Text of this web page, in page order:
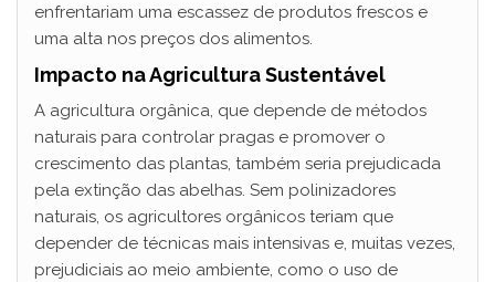
enfrentariam uma escassez de produtos frescos e
uma alta nos preços dos alimentos.
Impacto na Agricultura Sustentável
A agricultura orgânica, que depende de métodos
naturais para controlar pragas e promover o
crescimento das plantas, também seria prejudicada
pela extinção das abelhas. Sem polinizadores
naturais, os agricultores orgânicos teriam que
depender de técnicas mais intensivas e, muitas vezes,
prejudiciais ao meio ambiente, como o uso de